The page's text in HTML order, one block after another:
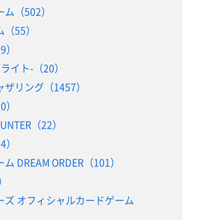
（502）
55）
イト-（20）
リング（1457）
（22）
DREAM ORDER（101）
ズ オフィシャルカードゲーム